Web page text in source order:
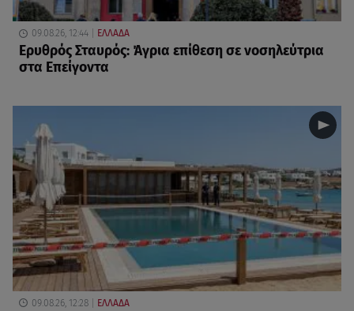
09.08.26, 12:44 ΕΛΛΑΔΑ
Ερυθρός Σταυρός: Άγρια επίθεση σε νοσηλεύτρια
στα Επείγοντα
09.08.26, 12:28 ΕΛΛΑΔΑ